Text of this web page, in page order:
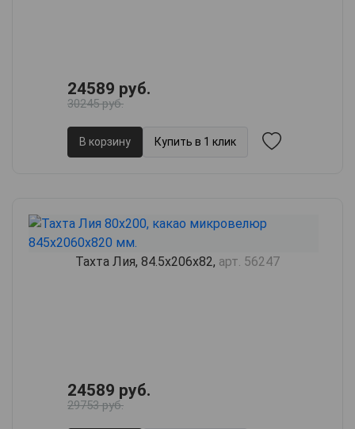
24589 руб.
30245 руб.
В корзину Купить в 1 клик
Тахта Лия, 84.5х206х82, арт. 56247
24589 руб.
29753 руб.